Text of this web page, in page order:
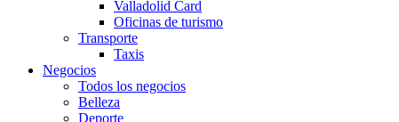
Valladolid Card
Oficinas de turismo
Transporte
Taxis
Negocios
Todos los negocios
Belleza
Deporte